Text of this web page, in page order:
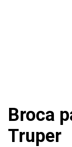
Broca
Truper